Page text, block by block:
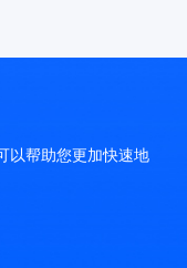
以帮助您更加快速地